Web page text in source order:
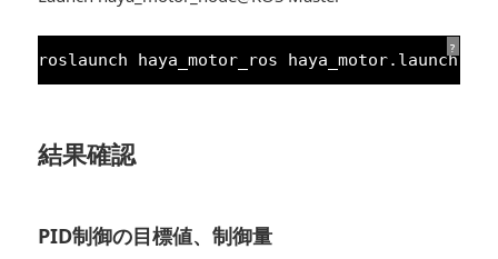
?
roslaunch haya_motor_ros haya_motor.launch
結果確認
PID制御の目標値、制御量